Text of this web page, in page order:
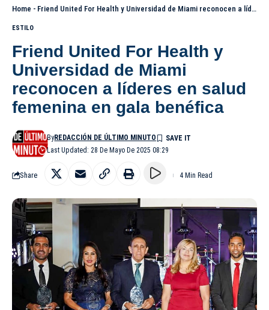
Home - Friend United For Health y Universidad de Miami reconocen a líderes en salud femenina en gala benéfica
ESTILO
Friend United For Health y
Universidad de Miami
reconocen a líderes en salud
femenina en gala benéfica
Last Updated: 28 De Mayo De 2025 08:29
ByREDACCIÓN DE ÚLTIMO MINUTO
Share 4 Min Read